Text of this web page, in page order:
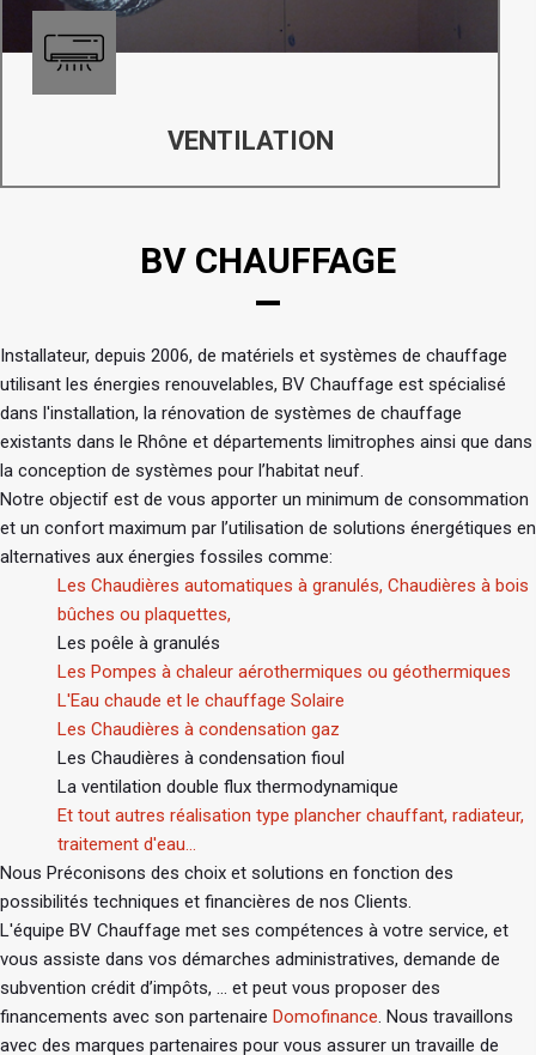
VENTILATION
BV CHAUFFAGE
Installateur, depuis 2006, de matériels et systèmes de chauffage
utilisant les énergies renouvelables, BV Chauffage est spécialisé
dans l'installation, la rénovation de systèmes de chauffage
existants dans le Rhône et départements limitrophes ainsi que dans
la conception de systèmes pour l’habitat neuf.
Notre objectif est de vous apporter un minimum de consommation
et un confort maximum par l’utilisation de solutions énergétiques en
alternatives aux énergies fossiles comme:
Les Chaudières automatiques à granulés, Chaudières à bois
bûches ou plaquettes,
Les poêle à granulés
Les Pompes à chaleur aérothermiques ou géothermiques
L'Eau chaude et le chauffage Solaire
Les Chaudières à condensation gaz
Les Chaudières à condensation fioul
La ventilation double flux thermodynamique
Et tout autres réalisation type plancher chauffant, radiateur,
traitement d'eau...
Nous Préconisons des choix et solutions en fonction des
possibilités techniques et financières de nos Clients.
L'équipe BV Chauffage met ses compétences à votre service, et
vous assiste dans vos démarches administratives, demande de
subvention crédit d’impôts, ... et peut vous proposer des
financements avec son partenaire Domofinance. Nous travaillons
avec des marques partenaires pour vous assurer un travaille de